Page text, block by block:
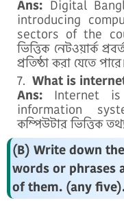
Ans: Digital
introducing
sectors of the
ভিত্তিক নেটওয়ার্ক
প্রতিষ্ঠা করা যেতে
What is
Ans: Internet
information
কম্পিউটার ভিত্তিক
(B) Write down
words or phrases
of them. (any